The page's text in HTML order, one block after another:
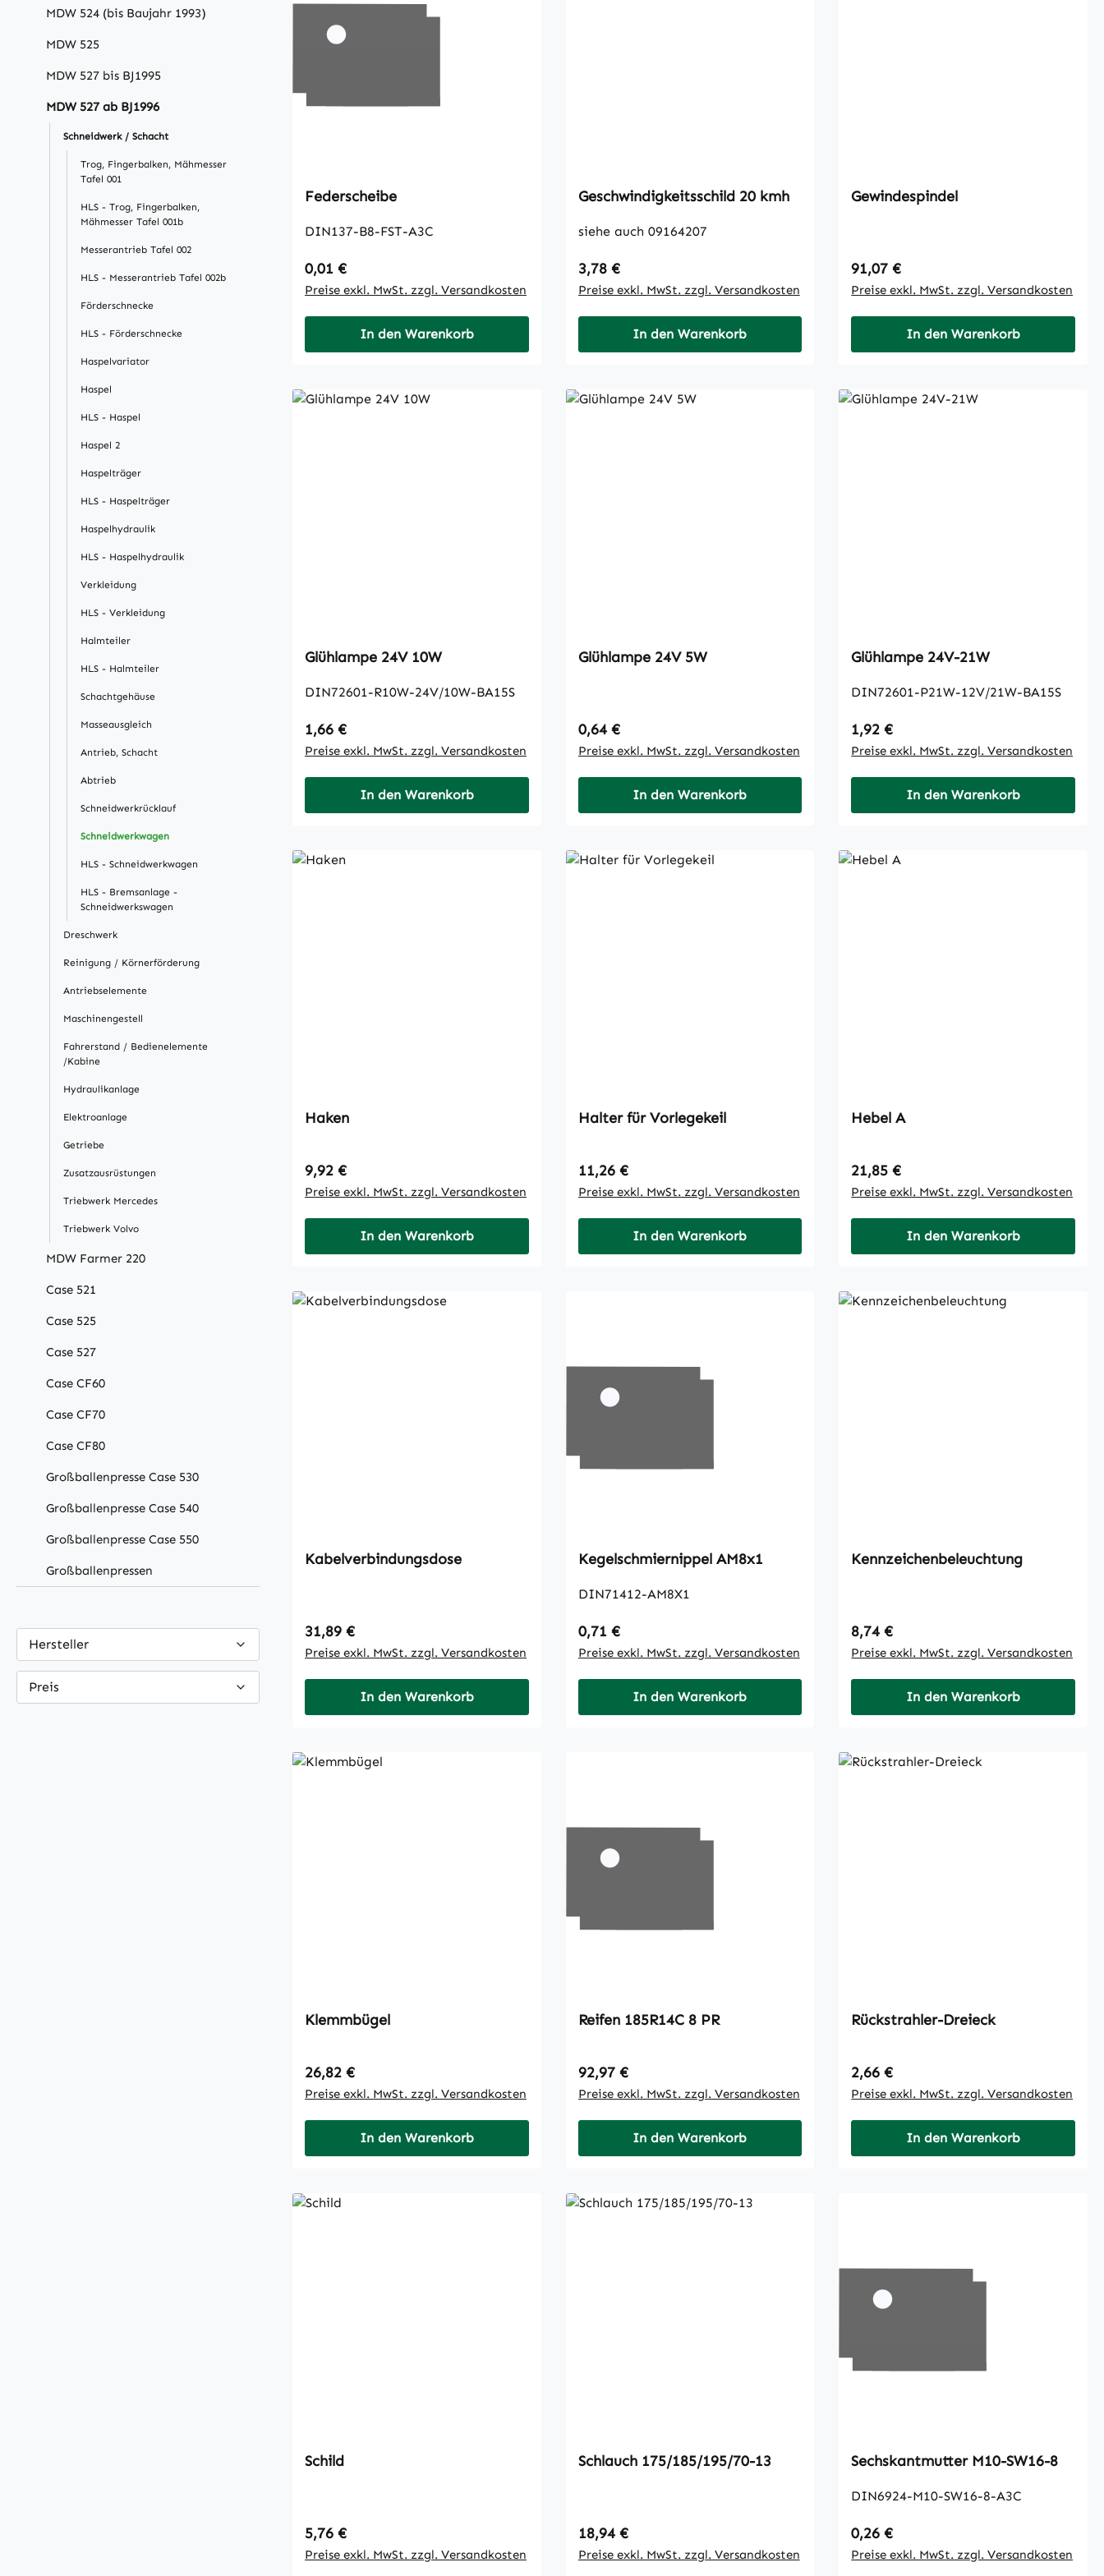
MDW 524 (bis Baujahr 1993)
MDW 525
MDW 527 bis BJ1995
MDW 527 ab BJ1996
Schneidwerk / Schacht
Trog, Fingerbalken, Mähmesser
Tafel 001
HLS - Trog, Fingerbalken,
Mähmesser Tafel 001b
Messerantrieb Tafel 002
HLS - Messerantrieb Tafel 002b
Förderschnecke
HLS - Förderschnecke
Haspelvariator
Haspel
HLS - Haspel
Haspel 2
Haspelträger
HLS - Haspelträger
Haspelhydraulik
HLS - Haspelhydraulik
Verkleidung
HLS - Verkleidung
Halmteiler
HLS - Halmteiler
Schachtgehäuse
Masseausgleich
Antrieb, Schacht
Abtrieb
Schneidwerkrücklauf
Schneidwerkwagen
HLS - Schneidwerkwagen
HLS - Bremsanlage -
Schneidwerkswagen
Dreschwerk
Reinigung / Körnerförderung
Antriebselemente
Maschinengestell
Fahrerstand / Bedienelemente
/Kabine
Hydraulikanlage
Elektroanlage
Getriebe
Zusatzausrüstungen
Triebwerk Mercedes
Triebwerk Volvo
MDW Farmer 220
Case 521
Case 525
Case 527
Case CF60
Case CF70
Case CF80
Großballenpresse Case 530
Großballenpresse Case 540
Großballenpresse Case 550
Großballenpressen
Hersteller
Preis
Federscheibe
DIN137-B8-FST-A3C
Regulärer Preis:
0,01 €
Preise exkl. MwSt. zzgl. Versandkosten
In den Warenkorb
Geschwindigkeitsschild 20 kmh
siehe auch 09164207
Regulärer Preis:
3,78 €
Preise exkl. MwSt. zzgl. Versandkosten
In den Warenkorb
Gewindespindel
Regulärer Preis:
91,07 €
Preise exkl. MwSt. zzgl. Versandkosten
In den Warenkorb
Glühlampe 24V 10W
DIN72601-R10W-24V/10W-BA15S
Regulärer Preis:
1,66 €
Preise exkl. MwSt. zzgl. Versandkosten
In den Warenkorb
Glühlampe 24V 5W
Regulärer Preis:
0,64 €
Preise exkl. MwSt. zzgl. Versandkosten
In den Warenkorb
Glühlampe 24V-21W
DIN72601-P21W-12V/21W-BA15S
Regulärer Preis:
1,92 €
Preise exkl. MwSt. zzgl. Versandkosten
In den Warenkorb
Haken
Regulärer Preis:
9,92 €
Preise exkl. MwSt. zzgl. Versandkosten
In den Warenkorb
Halter für Vorlegekeil
Regulärer Preis:
11,26 €
Preise exkl. MwSt. zzgl. Versandkosten
In den Warenkorb
Hebel A
Regulärer Preis:
21,85 €
Preise exkl. MwSt. zzgl. Versandkosten
In den Warenkorb
Kabelverbindungsdose
Regulärer Preis:
31,89 €
Preise exkl. MwSt. zzgl. Versandkosten
In den Warenkorb
Kegelschmiernippel AM8x1
DIN71412-AM8X1
Regulärer Preis:
0,71 €
Preise exkl. MwSt. zzgl. Versandkosten
In den Warenkorb
Kennzeichenbeleuchtung
Regulärer Preis:
8,74 €
Preise exkl. MwSt. zzgl. Versandkosten
In den Warenkorb
Klemmbügel
Regulärer Preis:
26,82 €
Preise exkl. MwSt. zzgl. Versandkosten
In den Warenkorb
Reifen 185R14C 8 PR
Regulärer Preis:
92,97 €
Preise exkl. MwSt. zzgl. Versandkosten
In den Warenkorb
Rückstrahler-Dreieck
Regulärer Preis:
2,66 €
Preise exkl. MwSt. zzgl. Versandkosten
In den Warenkorb
Schild
Regulärer Preis:
5,76 €
Preise exkl. MwSt. zzgl. Versandkosten
Schlauch 175/185/195/70-13
Regulärer Preis:
18,94 €
Preise exkl. MwSt. zzgl. Versandkosten
Sechskantmutter M10-SW16-8
DIN6924-M10-SW16-8-A3C
Regulärer Preis:
0,26 €
Preise exkl. MwSt. zzgl. Versandkosten